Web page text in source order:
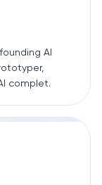
AI
complet.